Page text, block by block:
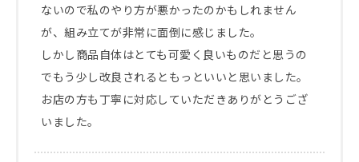
ないので私のやり方が悪かったのかもしれません
が、組み立てが非常に面倒に感じました。
しかし商品自体はとても可愛く良いものだと思うの
でもう少し改良されるともっといいと思いました。
お店の方も丁寧に対応していただきありがとうござ
いました。